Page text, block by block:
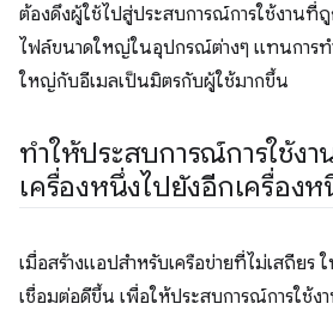
ต้องดึงผู้ใช้ไปสู่ประสบการณ์การใช้งานที่
ไฟล์ขนาดใหญ่ในอุปกรณ์ต่างๆ แทนการท
ใหญ่กับอีเมลเป็นมิตรกับผู้ใช้มากขึ้น
ทำให้ประสบการณ์การใช้ง
เครื่องหนึ่งไปยังอีกเครื่องห
เมื่อสร้างแอปสำหรับเครือข่ายที่ไม่เสถียร
เชื่อมต่อดีขึ้น เพื่อให้ประสบการณ์การใช้ง